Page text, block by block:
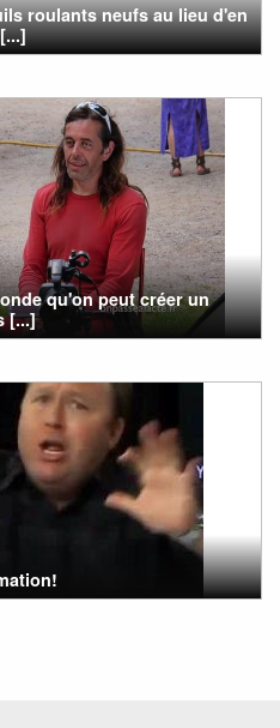
roulants neufs au lieu d'en
qu'on peut créer un
[...]